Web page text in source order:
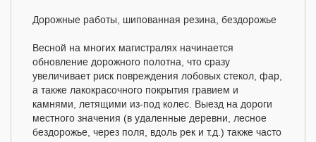
Дорожные работы, шипованная резина, бездорожье
Весной на многих магистралях начинается
обновление дорожного полотна, что сразу
увеличивает риск повреждения лобовых стекол, фар,
а также лакокрасочного покрытия гравием и
камнями, летящими из-под колес. Выезд на дороги
местного значения (в удаленные деревни, лесное
бездорожье, через поля, вдоль рек и т.д.) также часто